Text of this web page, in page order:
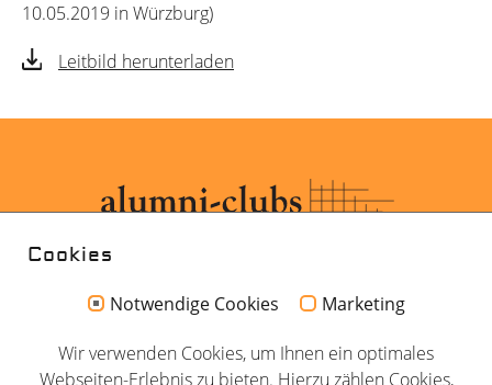
10.05.2019 in Würzburg)
Leitbild herunterladen
Impressum
Cookies
Notwendige Cookies Marketing
Wir verwenden Cookies, um Ihnen ein optimales
Webseiten-Erlebnis zu bieten. Hierzu zählen Cookies,